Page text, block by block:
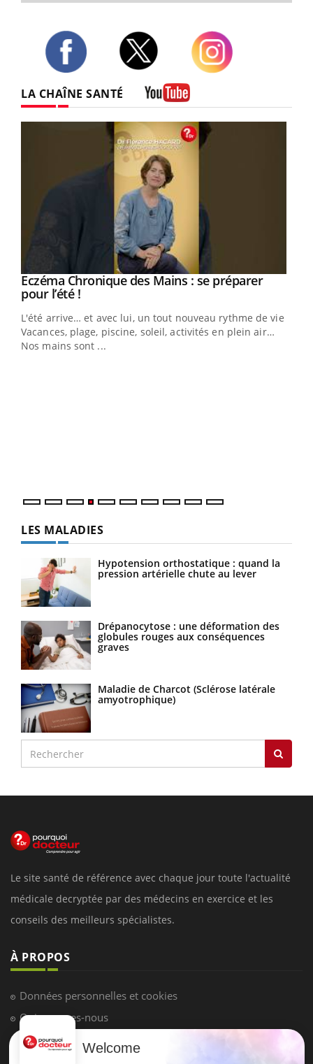
LA CHAÎNE SANTÉ
Youtube
Eczéma Chronique des Mains : se préparer
pour l’été !Youtube
L'été arrive… et avec lui, un tout nouveau rythme de vie !
Vacances, plage, piscine, soleil, activités en plein air…
Nos mains sont ...
LES MALADIES
Hypotension orthostatique : quand la
pression artérielle chute au lever
Drépanocytose : une déformation des
globules rouges aux conséquences
graves
Maladie de Charcot (Sclérose latérale
amyotrophique)
Le site santé de référence avec chaque jour toute l'actualité
médicale decryptée par des médecins en exercice et les
conseils des meilleurs spécialistes.
À PROPOS
Données personnelles et cookies
Qui sommes-nous
Conditions d'utilisation
Welcome